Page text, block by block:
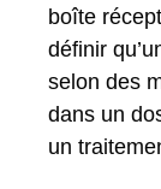
boîte
définir
selon des
dans un
un